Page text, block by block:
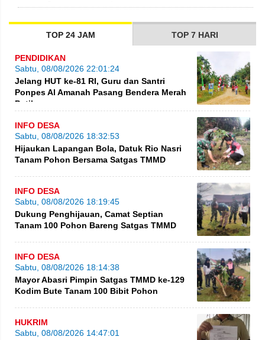
TOP 24 JAM TOP 7 HARI
PENDIDIKAN
Sabtu, 08/08/2026 22:01:24
Jelang HUT ke-81 RI, Guru dan Santri
Ponpes Al Amanah Pasang Bendera Merah
Putih
INFO DESA
Sabtu, 08/08/2026 18:32:53
Hijaukan Lapangan Bola, Datuk Rio Nasri
Tanam Pohon Bersama Satgas TMMD
INFO DESA
Sabtu, 08/08/2026 18:19:45
Dukung Penghijauan, Camat Septian
Tanam 100 Pohon Bareng Satgas TMMD
INFO DESA
Sabtu, 08/08/2026 18:14:38
Mayor Abasri Pimpin Satgas TMMD ke-129
Kodim Bute Tanam 100 Bibit Pohon
HUKRIM
Sabtu, 08/08/2026 14:47:01